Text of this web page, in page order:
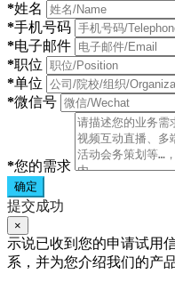
*姓名
*手机号码
*电子邮件
*职位
*单位
*微信号
*您的需求
确定
提交成功
×
示说已收到您的申请试用
系，并为您介绍我们的产